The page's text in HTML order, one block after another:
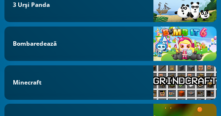
3 Urși Panda
Bombaredează
Minecraft